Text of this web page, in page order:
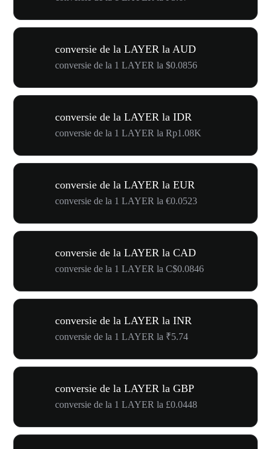
conversie de la LAYER la AUD
conversie de la 1 LAYER la $0.0856
conversie de la LAYER la IDR
conversie de la 1 LAYER la Rp1.08K
conversie de la LAYER la EUR
conversie de la 1 LAYER la €0.0523
conversie de la LAYER la CAD
conversie de la 1 LAYER la C$0.0846
conversie de la LAYER la INR
conversie de la 1 LAYER la ₹5.74
conversie de la LAYER la GBP
conversie de la 1 LAYER la £0.0448